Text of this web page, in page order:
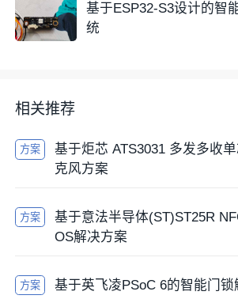
基于ESP32-S3设计的智
统
相关推荐
方案
基于炬芯 ATS3031 多发多收
克风方案
方案
基于意法半导体(ST)ST25R
OS解决方案
方案 基于英飞凌PSoC 6的智能门锁